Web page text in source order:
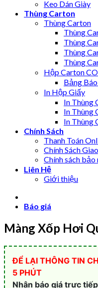
Keo Dán Giày
Thùng Carton
Thùng Carton
Thùng
Thùng
Thùng
Thùng
Hộp Carton
Bảng
In Hộp Giấy
In Thùng
In Thùng
In Thùng
Chính Sách
Thanh Toán
Chính Sách
Chính sách
Liên Hệ
Giới thiệu
Báo giá
Màng Xốp Hơi